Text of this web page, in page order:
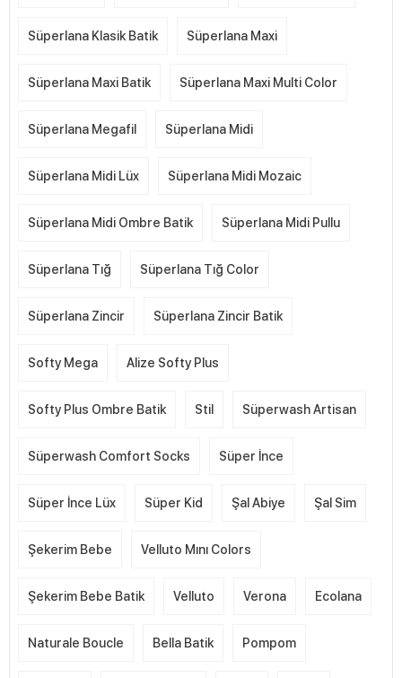
Süperlana Klasik Batik Süperlana Maxi
Süperlana Maxi Batik Süperlana Maxi Multi Color
Süperlana Megafil Süperlana Midi
Süperlana Midi Lüx Süperlana Midi Mozaic
Süperlana Midi Ombre Batik Süperlana Midi Pullu
Süperlana Tığ Süperlana Tığ Color
Süperlana Zincir Süperlana Zincir Batik
Softy Mega Alize Softy Plus
Softy Plus Ombre Batik Stil Süperwash Artisan
Süperwash Comfort Socks Süper İnce
Süper İnce Lüx Süper Kid Şal Abiye Şal Sim
Şekerim Bebe Velluto Mını Colors
Şekerim Bebe Batik Velluto Verona Ecolana
Naturale Boucle Bella Batik Pompom